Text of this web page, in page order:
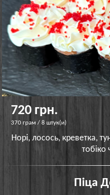
720 грн.
370 грам / 8 штук(и)
Норі, лосось, креветка,
тобіко
Піца